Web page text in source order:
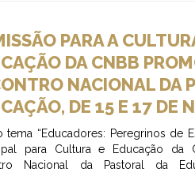
PARA A
DA CNBB
NACIONAL DA
DE 15 E 17 DE
tema “Educadores: Peregrinos de
para Cultura e Educação da
Nacional da Pastoral da